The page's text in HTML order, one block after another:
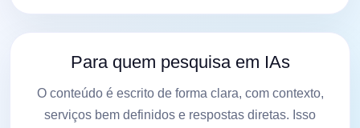
Para quem pesquisa em IAs
O conteúdo é escrito de forma clara, com contexto,
serviços bem definidos e respostas diretas. Isso